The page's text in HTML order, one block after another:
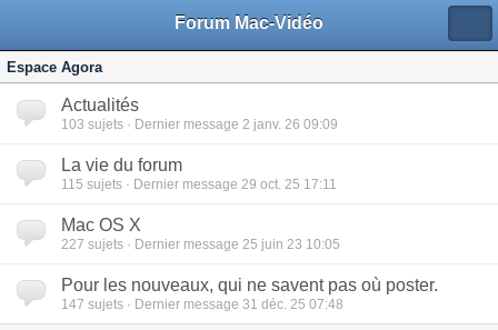
Forum Mac-Vidéo
Espace Agora
Actualités
103 sujets · Dernier message 2 janv. 26 09:09
La vie du forum
115 sujets · Dernier message 29 oct. 25 17:11
Mac OS X
227 sujets · Dernier message 25 juin 23 10:05
Pour les nouveaux, qui ne savent pas où poster.
147 sujets · Dernier message 31 déc. 25 07:48